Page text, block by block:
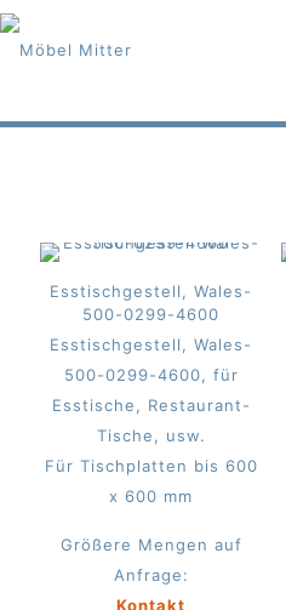
Esstischgestell, Wales-
500-0299-4600
Esstischgestell, Wales-
500-0299-4600, für
Esstische, Restaurant-
Tische, usw.
Für Tischplatten bis 600
x 600 mm
Größere Mengen auf
Anfrage:
Kontakt